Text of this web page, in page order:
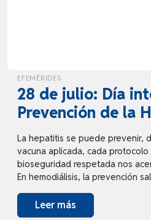
EFEMÉRIDES
28 de julio: Día
Prevención de la
La hepatitis se puede prevenir,
vacuna aplicada, cada
bioseguridad respetada nos
En hemodiálisis, la prevención
Leer más